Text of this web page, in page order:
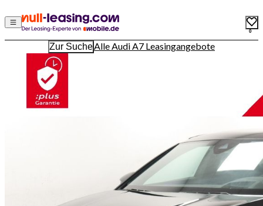
0
Zur SucheAlle Audi A7 Leasingangebote